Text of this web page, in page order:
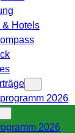
& Hotels
2026
2026